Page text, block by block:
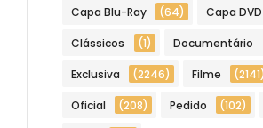
Capa Blu-Ray (64) Capa DVD
Clássicos (1) Documentário
Exclusiva (2246) Filme (2141)
Oficial (208) Pedido (102)